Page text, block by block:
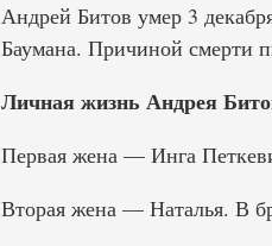
Андрей Битов умер 3
Баумана. Причиной смерти
Личная жизнь Андрея
Первая жена — Инга
Вторая жена — Наталья. В